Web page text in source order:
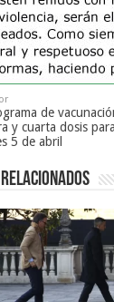
de
y cuarta dosis
5 de abril